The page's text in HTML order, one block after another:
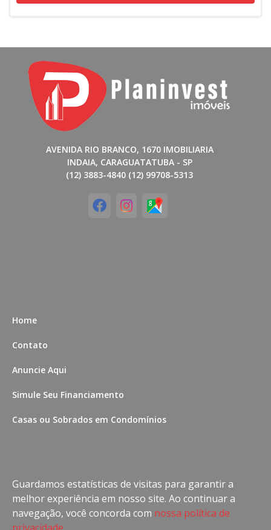
Guardamos estatísticas de visitas para garantir a
melhor experiência em nosso site. Ao continuar a
navegação, você concorda com nossa política de
AVENIDA RIO BRANCO, 1670 IMOBILIARIA
INDAIA, CARAGUATATUBA - SP
(12) 3883-4840 (12) 99708-5313
Home
Contato
Anuncie Aqui
Simule Seu Financiamento
Casas ou Sobrados em Condomínios
Casa com piscina
Apartamento com piscina